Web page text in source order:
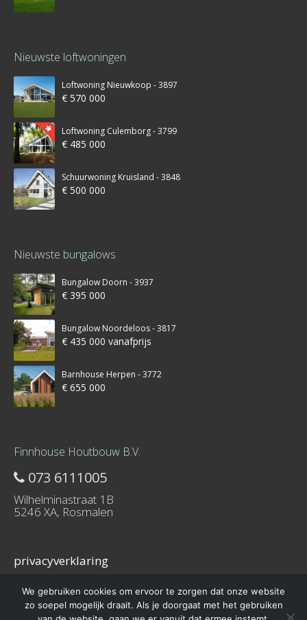
Nieuwste loftwoningen
Loftwoning Nieuwkoop - 3897
€ 570 000
Loftwoning Culemborg - 3799
€ 485 000
Schuurwoning Kruisland - 3848
€ 500 000
Nieuwste bungalows
Bungalow Doorn - 3937
€ 395 000
Bungalow Noordeloos - 3817
€ 435 000 vanafprijs
Barnhouse Herpen - 3772
€ 655 000
Finnhouse Houtbouw B.V.
073 6111005
Wilhelminastraat 1B
5246 XA, Rosmalen
privacyverklaring
We gebruiken cookies om ervoor te zorgen dat onze website
zo soepel mogelijk draait. Als je doorgaat met het gebruiken